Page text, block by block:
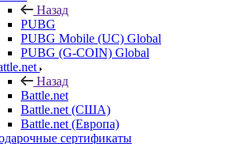
Назад
PUBG
PUBG Mobile (UC) Global
PUBG (G-COIN) Global
Назад
Battle.net
Battle.net (США)
Battle.net (Европа)
сертификаты